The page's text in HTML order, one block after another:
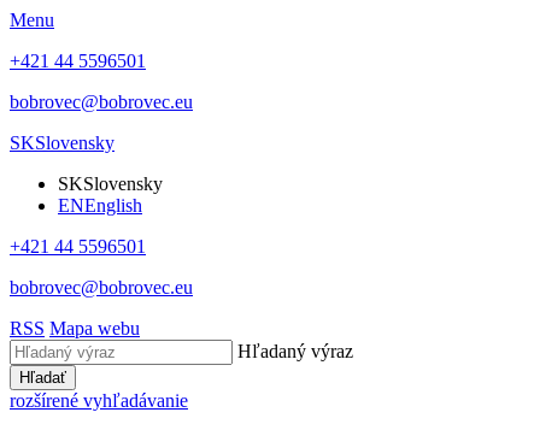
Menu
+421 44 5596501
bobrovec@bobrovec.eu
SKSlovensky
SKSlovensky
ENEnglish
+421 44 5596501
bobrovec@bobrovec.eu
RSS Mapa webu
Hľadaný výraz
Hľadať
rozšírené vyhľadávanie